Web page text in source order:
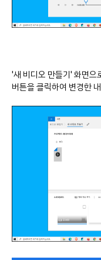
'새 비디오 만들기' 화면으
버튼을 클릭하여 변경한